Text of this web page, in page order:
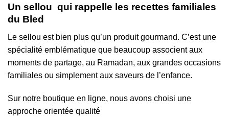
Un sellou qui rappelle les recettes familiales
du Bled
Le sellou est bien plus qu’un produit gourmand. C’est une
spécialité emblématique que beaucoup associent aux
moments de partage, au Ramadan, aux grandes occasions
familiales ou simplement aux saveurs de l’enfance.
Sur notre boutique en ligne, nous avons choisi une
approche orientée qualité